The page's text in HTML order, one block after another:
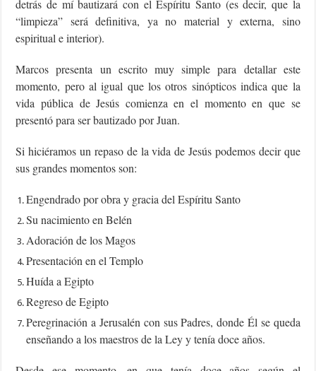
detrás de mí bautizará con el Espíritu Santo (es decir, que la
“limpieza” será definitiva, ya no material y externa, sino
espiritual e interior).
Marcos presenta un escrito muy simple para detallar este
momento, pero al igual que los otros sinópticos indica que la
vida pública de Jesús comienza en el momento en que se
presentó para ser bautizado por Juan.
Si hiciéramos un repaso de la vida de Jesús podemos decir que
sus grandes momentos son:
Engendrado por obra y gracia del Espíritu Santo
Su nacimiento en Belén
Adoración de los Magos
Presentación en el Templo
Huída a Egipto
Regreso de Egipto
Peregrinación a Jerusalén con sus Padres, donde Él se queda
enseñando a los maestros de la Ley y tenía doce años.